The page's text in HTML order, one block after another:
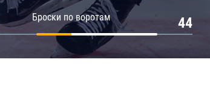
Броски по воротам 44